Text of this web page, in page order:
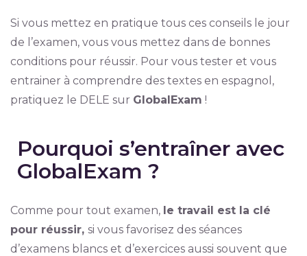
Si vous mettez en pratique tous ces conseils le jour
de l’examen, vous vous mettez dans de bonnes
conditions pour réussir. Pour vous tester et vous
entrainer à comprendre des textes en espagnol,
pratiquez le DELE sur GlobalExam !
Pourquoi s’entraîner avec
GlobalExam ?
Comme pour tout examen, le travail est la clé
pour réussir, si vous favorisez des séances
d’examens blancs et d’exercices aussi souvent que